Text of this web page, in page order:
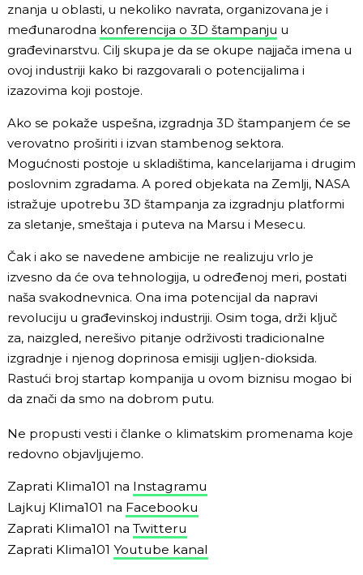
znanja u oblasti, u nekoliko navrata, organizovana je i
međunarodna konferencija o 3D štampanju u
građevinarstvu. Cilj skupa je da se okupe najjača imena u
ovoj industriji kako bi razgovarali o potencijalima i
izazovima koji postoje.
Ako se pokaže uspešna, izgradnja 3D štampanjem će se
verovatno proširiti i izvan stambenog sektora.
Mogućnosti postoje u skladištima, kancelarijama i drugim
poslovnim zgradama. A pored objekata na Zemlji, NASA
istražuje upotrebu 3D štampanja za izgradnju platformi
za sletanje, smeštaja i puteva na Marsu i Mesecu.
Čak i ako se navedene ambicije ne realizuju vrlo je
izvesno da će ova tehnologija, u određenoj meri, postati
naša svakodnevnica. Ona ima potencijal da napravi
revoluciju u građevinskoj industriji. Osim toga, drži ključ
za, naizgled, nerešivo pitanje održivosti tradicionalne
izgradnje i njenog doprinosa emisiji ugljen-dioksida.
Rastući broj startap kompanija u ovom biznisu mogao bi
da znači da smo na dobrom putu.
Ne propusti vesti i članke o klimatskim promenama koje
redovno objavljujemo.
Zaprati Klima101 na Instagramu
Lajkuj Klima101 na Facebooku
Zaprati Klima101 na Twitteru
Zaprati Klima101 Youtube kanal